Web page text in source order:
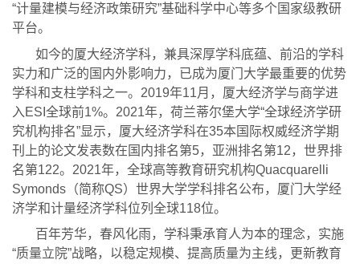
“计量建模与经济政策研究”基础科学中心等多个国家级教研
平台。
如今的厦大经济学科，兼具深厚学科底蕴、前沿的学科
实力和广泛的国内外影响力，已成为厦门大学最重要的优势
学科和支柱学科之一。 2019年11月，厦大经济学与商学进
入 ESI 全球前1%。 2021年，荷兰蒂尔堡大学“全球经济学研
究机构排名”显示，厦大经济学科在35本国际权威经济学期
刊上的论文发表数在国内排名第5，亚洲排名第12，世界排
名第122。 2021年，全球高等教育研究机构Quacquarelli
Symonds （简称QS）世界大学学科排名公布，厦门大学经
济学和计量经济学科位列全球118位。
百年芳华，春风化雨，学科秉承育人为本的理念，实施
“质量立院”战略，以稳定规模、提高质量为主线，更新教育